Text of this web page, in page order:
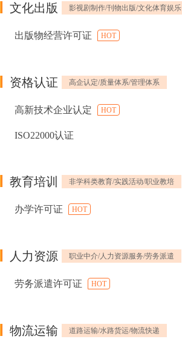
文化出版 影视剧制作/刊物出版/文化体育娱乐
出版物经营许可证 HOT
资格认证 高企认定/质量体系/管理体系
高新技术企业认定 HOT
ISO22000认证
教育培训 非学科类教育/实践活动/职业教培
办学许可证 HOT
人力资源 职业中介/人力资源服务/劳务派遣
劳务派遣许可证 HOT
物流运输 道路运输/水路货运/物流快递